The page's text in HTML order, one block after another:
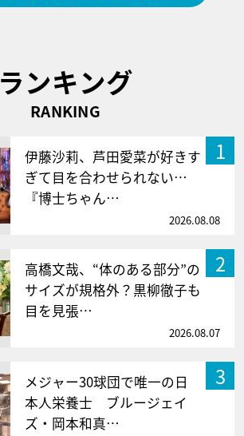
ランキング
RANKING
1
伊藤沙莉、芦田愛菜が好きす
ぎて目を合わせられない…
『博士ちゃん…
2026.08.08
2
高橋文哉、“体のある部分”の
サイズが規格外？黒柳徹子も
目を見張…
2026.08.07
3
メジャー30球団で唯一の日
本人栄養士 ブルージェイ
ズ・岡本和真…